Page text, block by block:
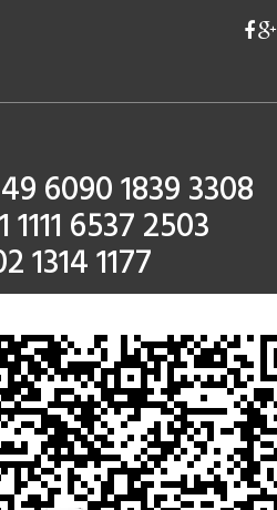
6090 1839 3308
1111 6537 2503
1314 1177